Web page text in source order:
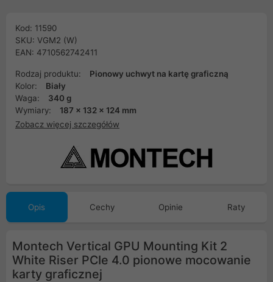
Kod: 11590
SKU: VGM2 (W)
EAN: 4710562742411
Rodzaj produktu:
Pionowy uchwyt na kartę graficzną
Kolor:
Biały
Waga:
340 g
Wymiary:
187 x 132 x 124 mm
Zobacz więcej szczegółów
Opis Cechy Opinie Raty
Montech Vertical GPU Mounting Kit 2
White Riser PCIe 4.0 pionowe mocowanie
karty graficznej